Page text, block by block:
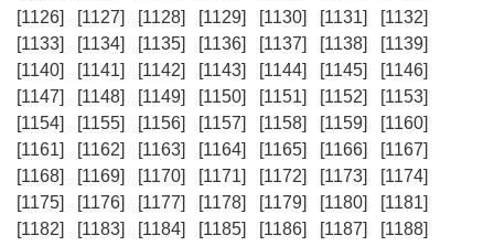
[1126]
[1127] [1128] [1129] [1130] [1131]
[1132]
[1133]
[1134] [1135] [1136] [1137] [1138]
[1139]
[1140]
[1141] [1142] [1143] [1144] [1145]
[1146]
[1147]
[1148] [1149] [1150] [1151] [1152]
[1153]
[1154]
[1155] [1156] [1157] [1158] [1159]
[1160]
[1161]
[1162] [1163] [1164] [1165] [1166]
[1167]
[1168]
[1169] [1170] [1171] [1172] [1173]
[1174]
[1175]
[1176] [1177] [1178] [1179] [1180]
[1181]
[1182]
[1183] [1184] [1185] [1186] [1187]
[1188]